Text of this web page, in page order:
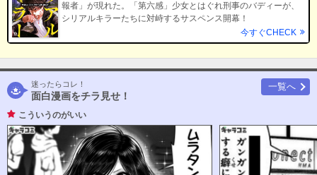
報者」が現れた。「第六感」少女とはぐれ刑事のバディーが、
シリアルキラーたちに対峙するサスペンス開幕！
今すぐCHECK
迷ったらコレ！
面白漫画をチラ見せ！
一覧へ
こういうのがいい